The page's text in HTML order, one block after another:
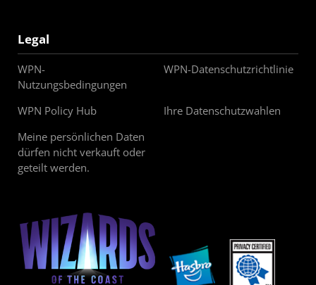
Legal
WPN-
Nutzungsbedingungen
WPN-Datenschutzrichtlinie
WPN Policy Hub
Ihre Datenschutzwahlen
Meine persönlichen Daten
dürfen nicht verkauft oder
geteilt werden.